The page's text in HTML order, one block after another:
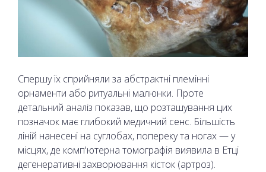
Спершу їх сприйняли за абстрактні племінні
орнаменти або ритуальні малюнки. Проте
детальний аналіз показав, що розташування цих
позначок має глибокий медичний сенс. Більшість
ліній нанесені на суглобах, попереку та ногах — у
місцях, де комп'ютерна томографія виявила в Етці
дегенеративні захворювання кісток (артроз).